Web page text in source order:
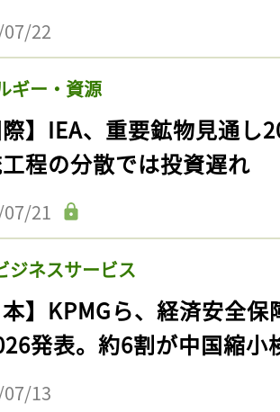
22
ギー・資源
際】IEA、重要鉱物見通
程の分散では投資遅れ
21
ジネスサービス
本】KPMGら、経済安全
発表。約6割が中国縮小
13